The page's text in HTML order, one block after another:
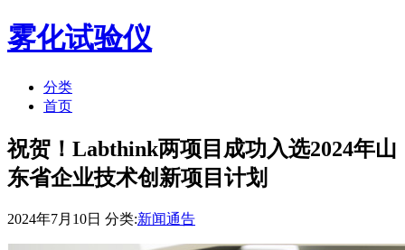
雾化试验仪
分类
首页
祝贺！Labthink两项目成功入选2024年山
东省企业技术创新项目计划
2024年7月10日 分类:新闻通告